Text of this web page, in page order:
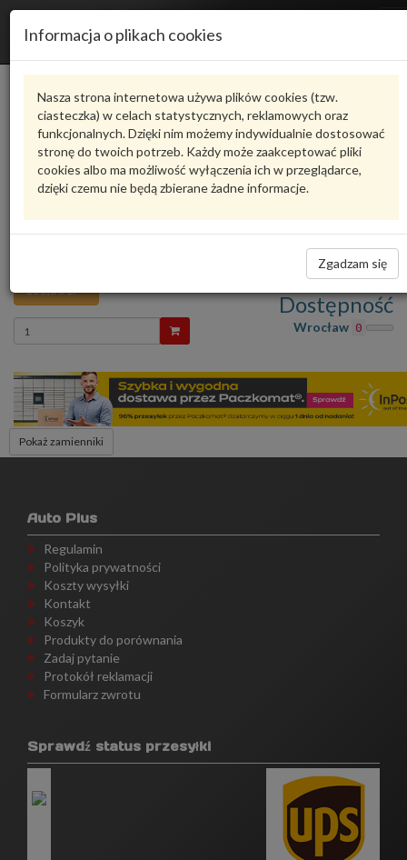
Informacja o plikach cookies
Nasza strona internetowa używa plików cookies (tzw.
ciasteczka) w celach statystycznych, reklamowych oraz
funkcjonalnych. Dzięki nim możemy indywidualnie dostosować
stronę do twoich potrzeb. Każdy może zaakceptować pliki
cookies albo ma możliwość wyłączenia ich w przeglądarce,
dzięki czemu nie będą zbierane żadne informacje.
Zgadzam się
Karta produktu
8D1611931JVAG
VAG - produkt oryginalny VW AUDI SEAT SKODA
RURA PODCISNIENIOWA Audi A4 B5 95-
135,30 zł
Wprowadź
ilość
Dostępność
Wrocław 0
Pokaż zamienniki
Auto Plus
Regulamin
Polityka prywatności
Koszty wysyłki
Kontakt
Koszyk
Produkty do porównania
Zadaj pytanie
Protokół reklamacji
Formularz zwrotu
Sprawdź status przesyłki